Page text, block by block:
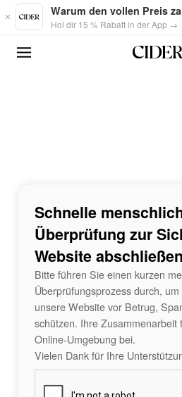
Skip to main content
Warum den vollen Preis
Hol dir 15 % Rabatt in der App →
Schnelle
Überprüfung zur
Website abschließen
Bitte führen Sie einen kurzen
Überprüfungsprozess durch,
unsere Website vor Betrug,
schützen. Ihre Zusammenarbeit
Online-Umgebung bei.
Vielen Dank für Ihre